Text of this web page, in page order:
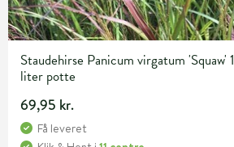
Staudehirse Panicum virgatum 'Squaw' 1
liter potte
69,95 kr.
Få leveret